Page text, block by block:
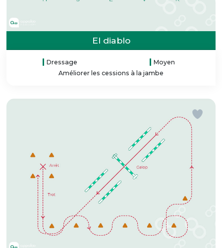
El diablo
Dressage
Moyen
Améliorer les cessions à la jambe